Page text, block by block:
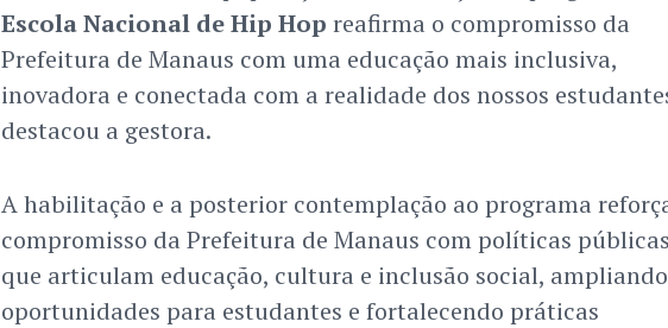
Escola Nacional de Hip Hop reafirma o compromisso da
Prefeitura de Manaus com uma educação mais inclusiva,
inovadora e conectada com a realidade dos nossos
destacou a gestora.
A habilitação e a posterior contemplação ao programa
compromisso da Prefeitura de Manaus com políticas públicas
que articulam educação, cultura e inclusão social, ampliando
oportunidades para estudantes e fortalecendo práticas